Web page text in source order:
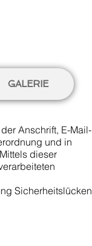
GALERIE
Anschrift, E-Mail-
und in
dieser
Sicherheitslücken